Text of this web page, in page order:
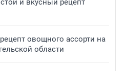
и вкусный рецепт
овощного ассорти на
области